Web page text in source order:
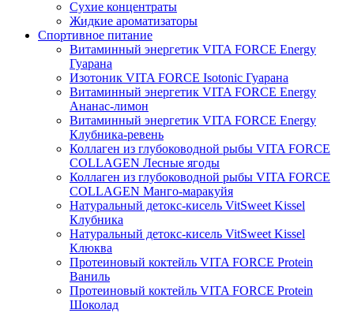
Сухие концентраты
Жидкие ароматизаторы
Спортивное питание
Витаминный энергетик VITA FORCE Energy
Гуарана
Изотоник VITA FORCE Isotonic Гуарана
Витаминный энергетик VITA FORCE Energy
Ананас-лимон
Витаминный энергетик VITA FORCE Energy
Клубника-ревень
Коллаген из глубоководной рыбы VITA FORCE
COLLAGEN Лесные ягоды
Коллаген из глубоководной рыбы VITA FORCE
COLLAGEN Манго-маракуйя
Натуральный детокс-кисель VitSweet Kissel
Клубника
Натуральный детокс-кисель VitSweet Kissel
Клюква
Протеиновый коктейль VITA FORCE Protein
Ваниль
Протеиновый коктейль VITA FORCE Protein
Шоколад